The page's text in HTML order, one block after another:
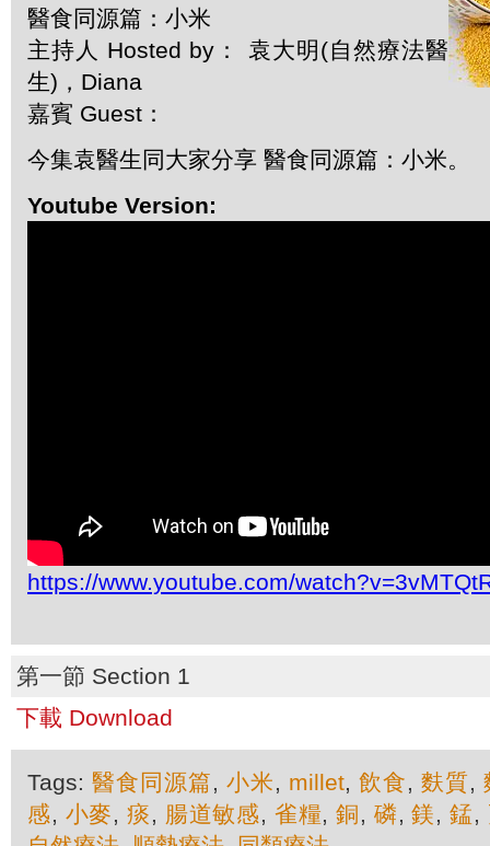
醫食同源篇：小米
主持人 Hosted by： 袁大明(自然療法醫
生)，Diana
嘉賓 Guest：
今集袁醫生同大家分享 醫食同源篇：小米。
Youtube Version:
https://www.youtube.com/
第一節 Section 1
下載 Download
Tags: 醫食同源篇, 小米, millet, 飲食, 麩質,
感, 小麥,痰, 腸道敏感, 雀糧,銅, 磷,鎂,錳,